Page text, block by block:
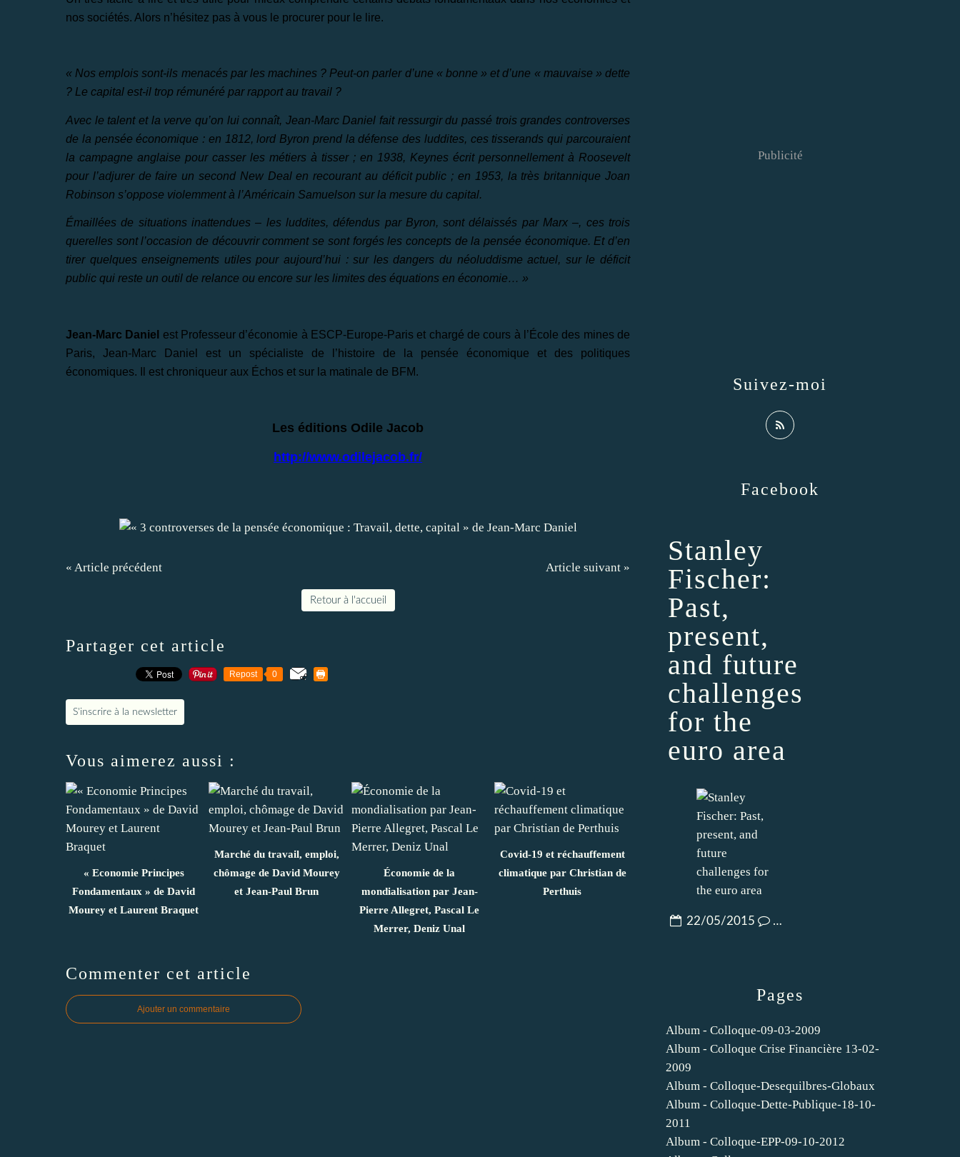
nos sociétés. Alors n’hésitez pas à vous le procurer pour le lire.
« Nos emplois sont-ils menacés par les machines ? Peut-on parler d’une « bonne » et d’une « mauvaise » dette
? Le capital est-il trop rémunéré par rapport au travail ?
Avec le talent et la verve qu’on lui connaît, Jean-Marc Daniel fait ressurgir du passé trois grandes controverses
de la pensée économique : en 1812, lord Byron prend la défense des luddites, ces tisserands qui parcouraient
la campagne anglaise pour casser les métiers à tisser ; en 1938, Keynes écrit personnellement à Roosevelt
pour l’adjurer de faire un second New Deal en recourant au déficit public ; en 1953, la très britannique Joan
Robinson s’oppose violemment à l’Américain Samuelson sur la mesure du capital.
Émaillées de situations inattendues – les luddites, défendus par Byron, sont délaissés par Marx –, ces trois
querelles sont l’occasion de découvrir comment se sont forgés les concepts de la pensée économique. Et d’en
tirer quelques enseignements utiles pour aujourd’hui : sur les dangers du néoluddisme actuel, sur le déficit
public qui reste un outil de relance ou encore sur les limites des équations en économie… »
Jean-Marc Daniel est Professeur d’économie à ESCP-Europe-Paris et chargé de cours à l’École des mines de
Paris, Jean-Marc Daniel est un spécialiste de l’histoire de la pensée économique et des politiques
économiques. Il est chroniqueur aux Échos et sur la matinale de BFM.
Les éditions Odile Jacob
http://www.odilejacob.fr/
« Article précédent Article suivant »
Retour à l'accueil
Partager cet article
Repost 0
S'inscrire à la newsletter
Vous aimerez aussi :
« Economie Principes
Fondamentaux » de David
Mourey et Laurent Braquet
Marché du travail, emploi,
chômage de David Mourey
et Jean-Paul Brun
Économie de la
mondialisation par Jean-
Pierre Allegret, Pascal Le
Merrer, Deniz Unal
Covid-19 et réchauffement
climatique par Christian de
Perthuis
Commenter cet article
Ajouter un commentaire
Pages
Album - Colloque-09-03-2009
Album - Colloque Crise Financière 13-02-
2009
Album - Colloque-Desequilbres-Globaux
Album - Colloque-Dette-Publique-18-10-
2011
Album - Colloque-EPP-09-10-2012
Suivez-moi
Facebook
Stanley
Fischer:
Past,
present,
and future
challenges
for the
euro area
22/05/2015 …
Publicité